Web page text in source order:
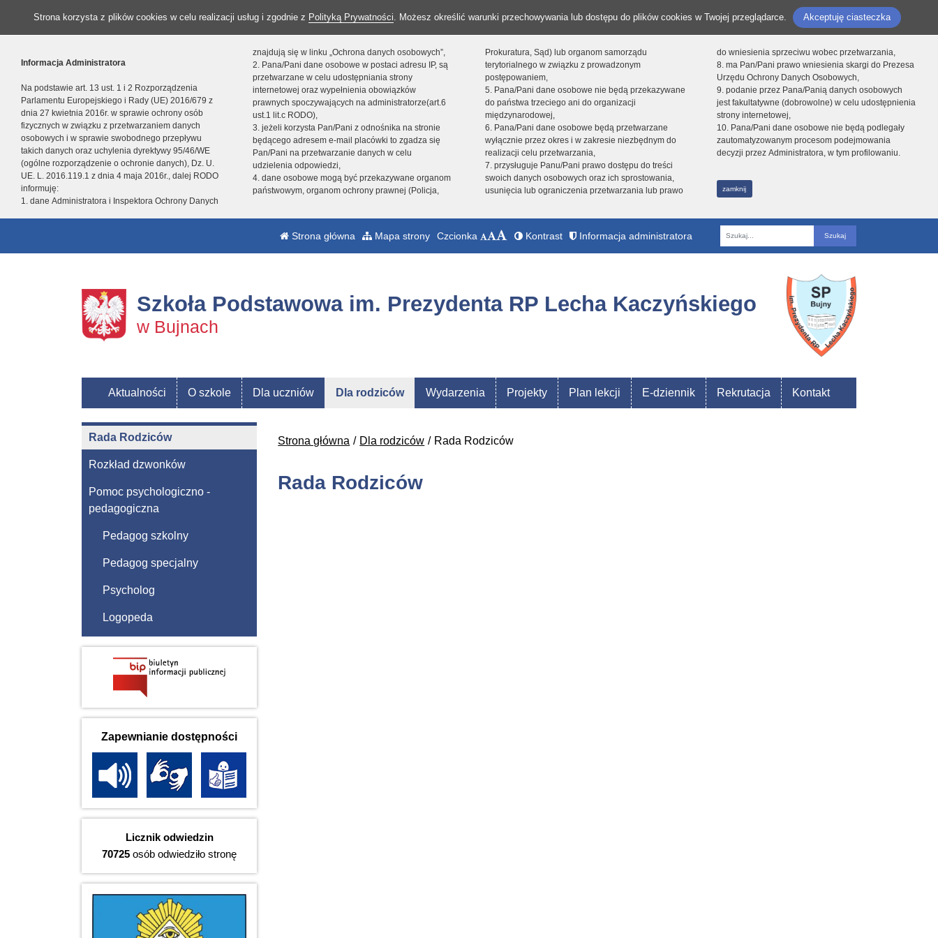
Strona korzysta z plików cookies w celu realizacji usług i zgodnie z Polityką Prywatności. Możesz określić warunki przechowywania lub dostępu do plików cookies w Twojej przeglądarce. Akceptuję ciasteczka
Informacja Administratora
Na podstawie art. 13 ust. 1 i 2 Rozporządzenia
Parlamentu Europejskiego i Rady (UE) 2016/679 z
dnia 27 kwietnia 2016r. w sprawie ochrony osób
fizycznych w związku z przetwarzaniem danych
osobowych i w sprawie swobodnego przepływu
takich danych oraz uchylenia dyrektywy 95/46/WE
(ogólne rozporządzenie o ochronie danych), Dz. U.
UE. L. 2016.119.1 z dnia 4 maja 2016r., dalej RODO
informuję:
1. dane Administratora i Inspektora Ochrony Danych
znajdują się w linku „Ochrona danych osobowych”,
2. Pana/Pani dane osobowe w postaci adresu IP, są
przetwarzane w celu udostępniania strony
internetowej oraz wypełnienia obowiązków
prawnych spoczywających na administratorze(art.6
ust.1 lit.c RODO),
3. jeżeli korzysta Pan/Pani z odnośnika na stronie
będącego adresem e-mail placówki to zgadza się
Pan/Pani na przetwarzanie danych w celu
udzielenia odpowiedzi,
4. dane osobowe mogą być przekazywane organom
państwowym, organom ochrony prawnej (Policja,
Prokuratura, Sąd) lub organom samorządu
terytorialnego w związku z prowadzonym
postępowaniem,
5. Pana/Pani dane osobowe nie będą przekazywane
do państwa trzeciego ani do organizacji
międzynarodowej,
6. Pana/Pani dane osobowe będą przetwarzane
wyłącznie przez okres i w zakresie niezbędnym do
realizacji celu przetwarzania,
7. przysługuje Panu/Pani prawo dostępu do treści
swoich danych osobowych oraz ich sprostowania,
usunięcia lub ograniczenia przetwarzania lub prawo
do wniesienia sprzeciwu wobec przetwarzania,
8. ma Pan/Pani prawo wniesienia skargi do Prezesa
Urzędu Ochrony Danych Osobowych,
9. podanie przez Pana/Panią danych osobowych
jest fakultatywne (dobrowolne) w celu udostępnienia
strony internetowej,
10. Pana/Pani dane osobowe nie będą podlegały
zautomatyzowanym procesom podejmowania
decyzji przez Administratora, w tym profilowaniu.
zamknij
Strona główna Mapa strony Czcionka Kontrast Informacja administratora
Fraza
Szkoła Podstawowa im. Prezydenta RP Lecha Kaczyńskiego
w Bujnach
Aktualności O szkole Dla uczniów Dla rodziców Wydarzenia Projekty Plan lekcji E-dziennik Rekrutacja Kontakt
Strona główna Dla rodziców Rada Rodziców
Rada Rodziców
Rada Rodziców
Rozkład dzwonków
Pomoc psychologiczno -
pedagogiczna
Pedagog szkolny
Pedagog specjalny
Psycholog
Logopeda
Zapewnianie dostępności
Licznik odwiedzin
70725 osób odwiedziło stronę